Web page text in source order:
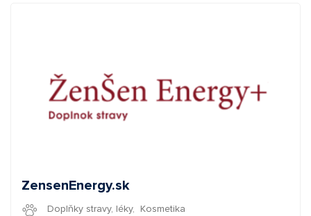
ZensenEnergy.sk
Doplňky stravy, léky, Kosmetika